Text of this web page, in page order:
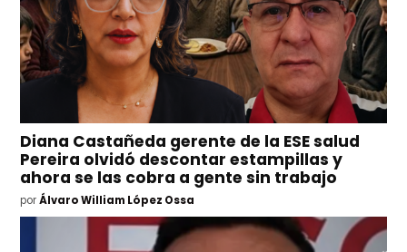
Diana Castañeda gerente de la ESE salud
Pereira olvidó descontar estampillas y
ahora se las cobra a gente sin trabajo
por Álvaro William López Ossa